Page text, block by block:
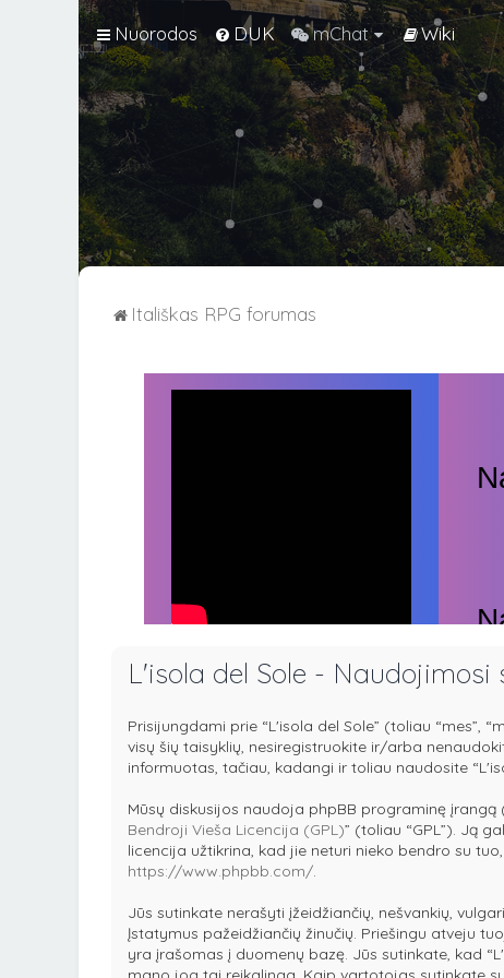
Nuorodos DUK mChat Wiki
Itališkas RPG forumas
L'isola del Sole - Naudojimosi
Prisijungdami prie “L'isola del Sole” (toliau “mes”,
visų šių taisyklių, nesiregistruokite ir/arba
informuotas, tačiau, kadangi ir toliau naudosite
Mūsų diskusijos naudoja phpBB programinę įrangą
Bendroji Vieša Licencija (GPL)” (toliau “GPL”). Ją
licencija užtikrina, kad jie neturi nieko bendro su
https://www.phpbb.com/.
Jūs sutinkate nerašyti įžeidžiančių, nešvankių,
Įstatymus pažeidžiančių žinučių. Priešingu atveju
yra įrašomas į duomenų bazę. Jūs sutinkate, kad